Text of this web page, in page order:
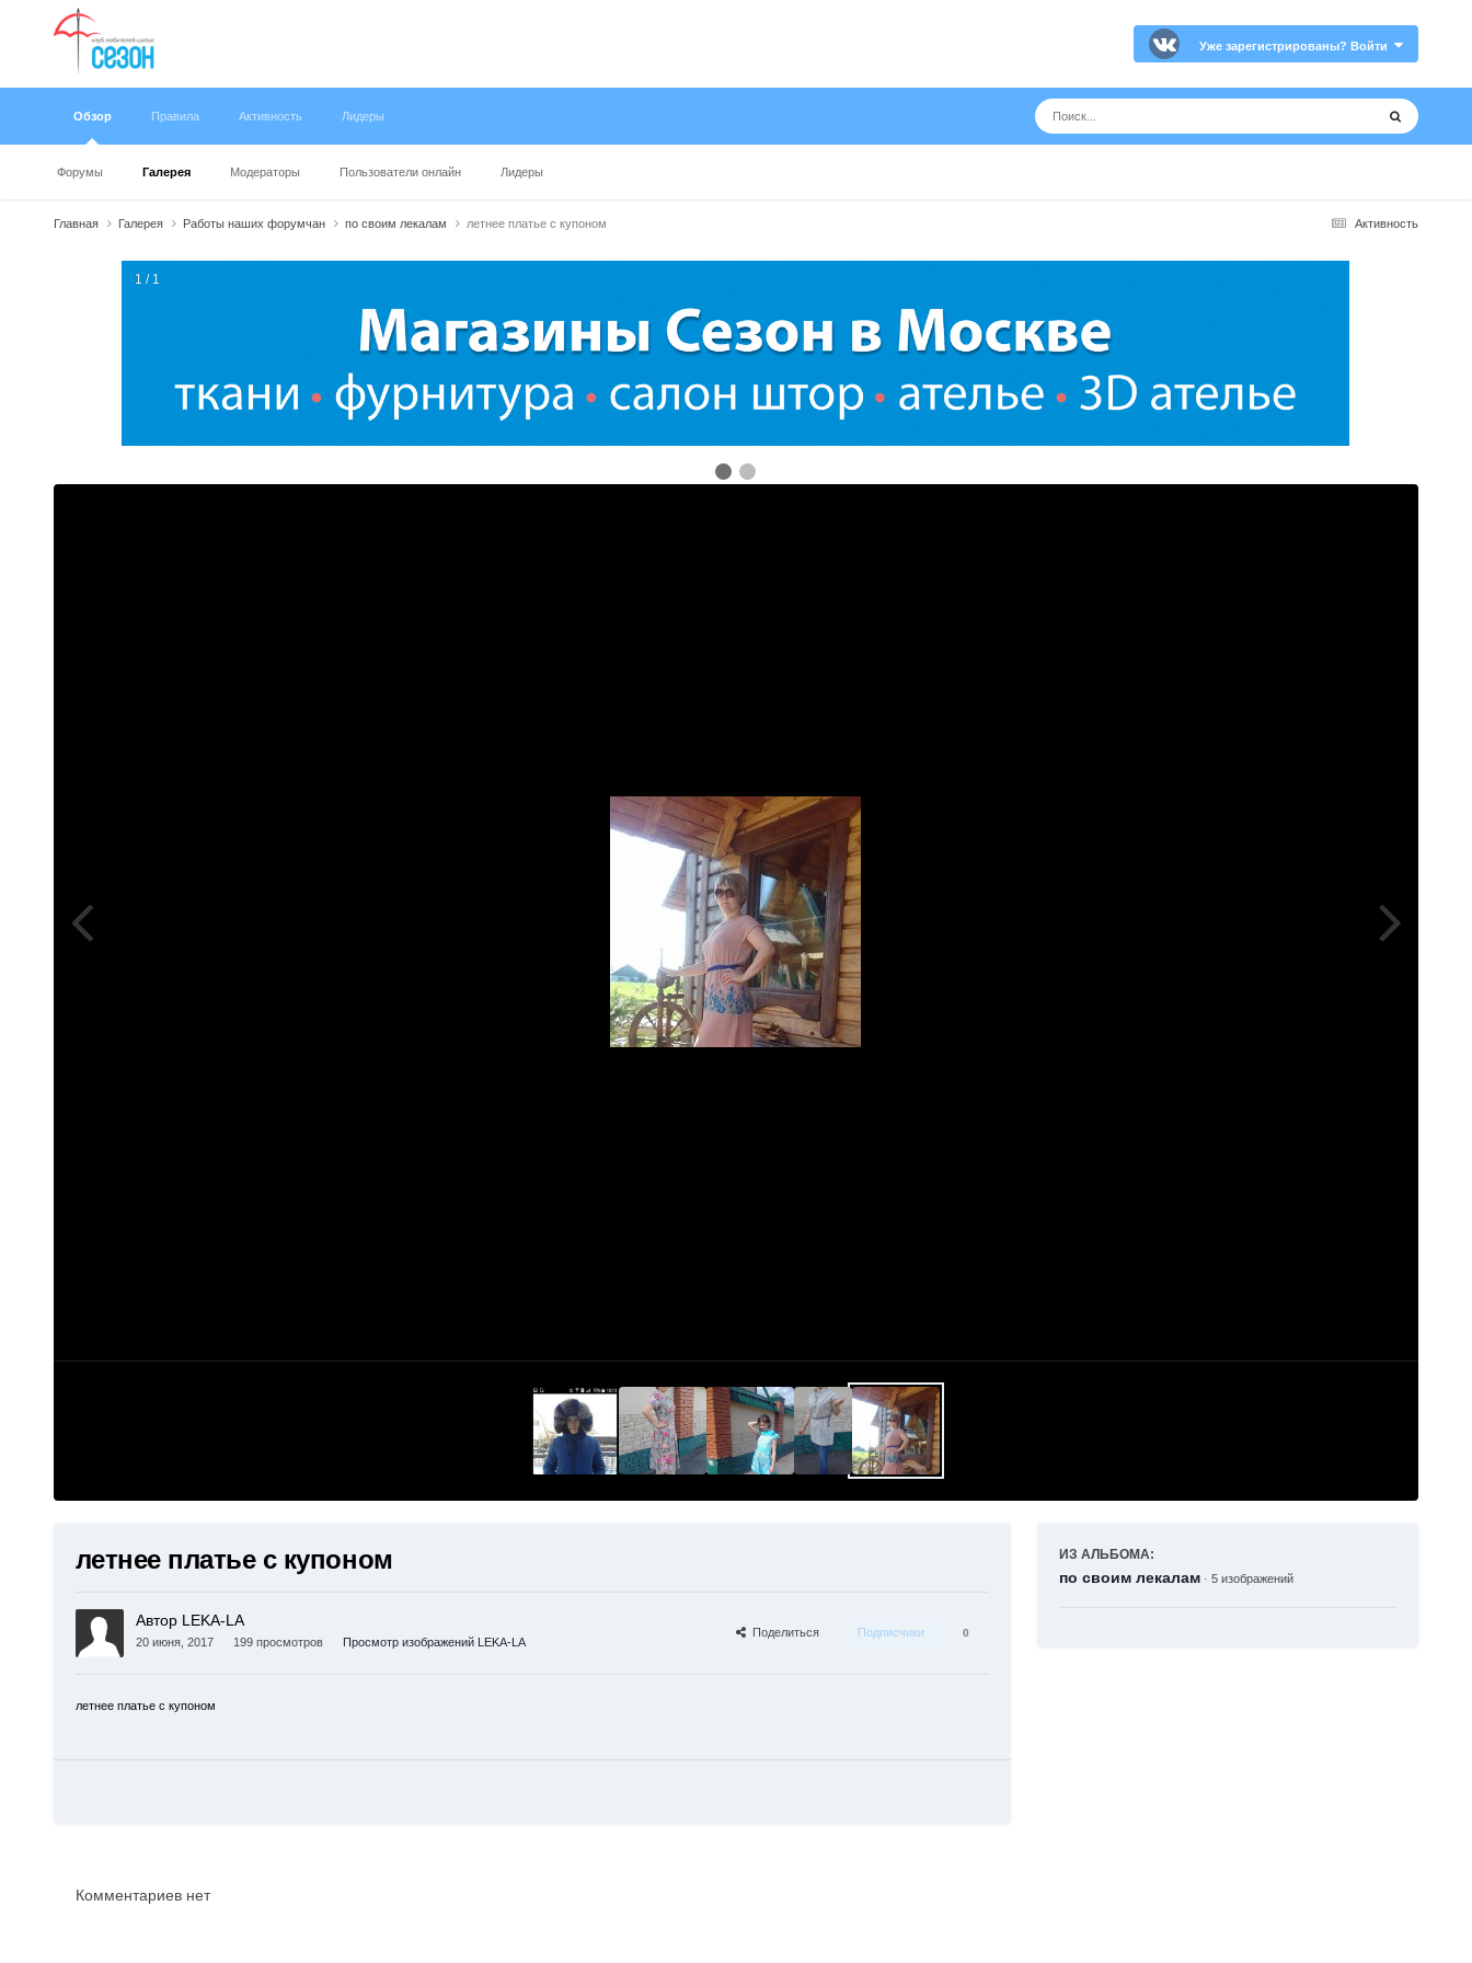
Уже зарегистрированы? Войти
Обзор
Форумы Галерея Модераторы Пользователи онлайн Лидеры
Правила Активность Лидеры
Активность
Главная Галерея Работы наших форумчан по своим лекалам летнее платье с купоном
1 / 1
летнее платье с купоном
Автор LEKA-LA
20 июня, 2017 199 просмотров Просмотр изображений LEKA-LA
Поделиться Подписчики 0
летнее платье с купоном
ИЗ АЛЬБОМА:
по своим лекалам · 5 изображений
Комментариев нет